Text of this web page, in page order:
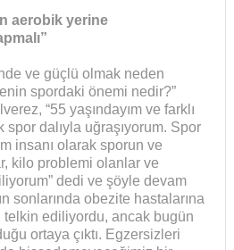
aerobik yerine
ve güçlü olmak neden
spordaki önemi nedir?”
“55 yaşındayım ve farklı
dalıyla uğraşıyorum. Spor
insanı olarak sporun ve
kilo problemi olanlar ve
dedi ve şöyle devam
sonlarında obezite hastalarına
telkin ediliyordu, ancak bugün
ortaya çıktı. Egzersizleri